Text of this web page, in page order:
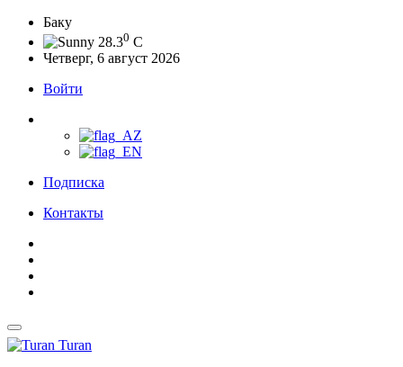
Баку
28.30 C
Четверг, 6 август 2026
Войти
Подписка
Контакты
Turan